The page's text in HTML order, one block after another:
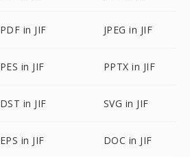
PDF in JIF JPEG in JIF
PES in JIF PPTX in JIF
DST in JIF SVG in JIF
EPS in JIF DOC in JIF